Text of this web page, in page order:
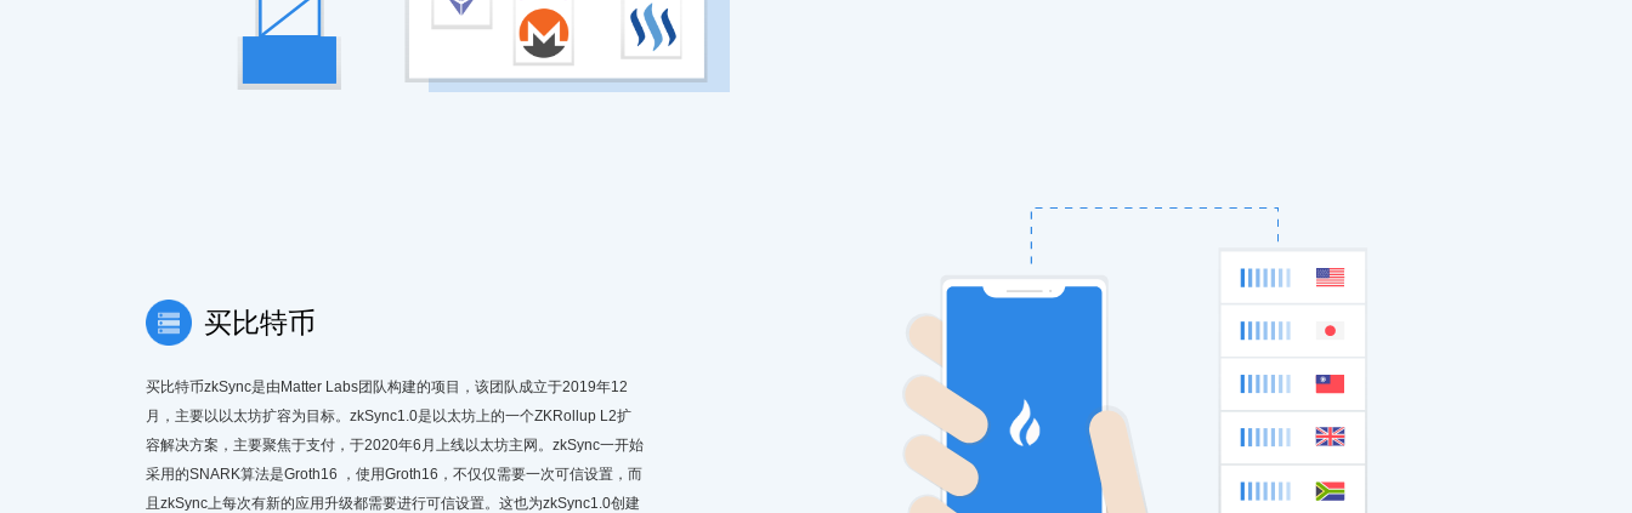
买比特币
买比特币zkSync是由Matter Labs团队构建的项目，该团队成立于2019年12
月，主要以以太坊扩容为目标。zkSync1.0是以太坊上的一个ZKRollup L2扩
容解决方案，主要聚焦于支付，于2020年6月上线以太坊主网。zkSync一开始
采用的SNARK算法是Groth16 ，使用Groth16，不仅仅需要一次可信设置，而
且zkSync上每次有新的应用升级都需要进行可信设置。这也为zkSync1.0创建